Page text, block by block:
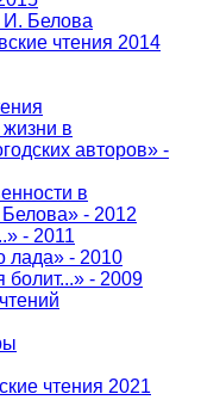
Белова
чтения 2014
жизни в
авторов» -
в
- 2012
- 2011
лада» - 2010
- 2009
чтения 2021